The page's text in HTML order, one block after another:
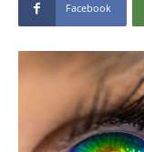
Facebook